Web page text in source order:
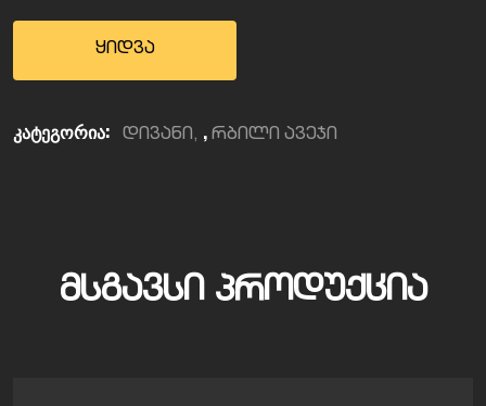
ყიდვა
კატეგორია: დივანი , რბილი ავეჯი
ᲛᲡᲒᲐᲕᲡᲘ ᲞᲠᲝᲓᲣᲥᲪᲘᲐ